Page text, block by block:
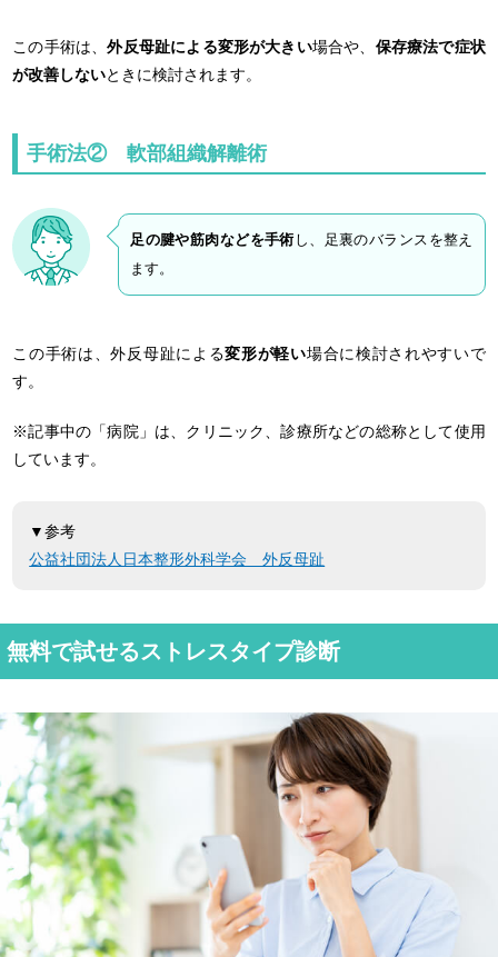
この手術は、外反母趾による変形が大きい場合や、 保存療法で症状
が改善しないときに検討されます。
手術法② 軟部組織解離術
足の腱や筋肉などを手術 し、足裏のバランスを整え
ます。
この手術は、外反母趾による変形が軽い場合に検討されやすいで
す。
※記事中の「病院」は、クリニック、診療所などの総称として使用
しています。
▼参考
公益社団法人日本整形外科学会 外反母趾
無料で試せるストレスタイプ診断